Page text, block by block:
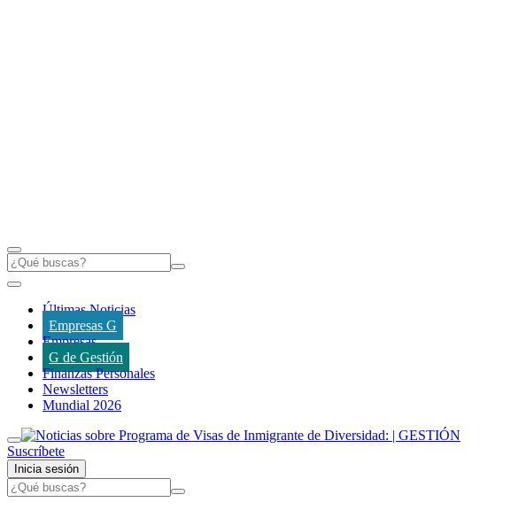
Últimas Noticias
Empresas G
Empresas
G de Gestión
Finanzas Personales
Newsletters
Mundial 2026
Suscríbete
Inicia sesión